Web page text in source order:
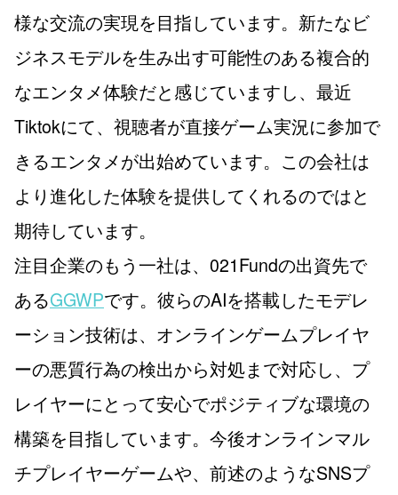
様な交流の実現を目指しています。新たなビ
ジネスモデルを生み出す可能性のある複合的
なエンタメ体験だと感じていますし、最近
Tiktokにて、視聴者が直接ゲーム実況に参加で
きるエンタメが出始めています。この会社は
より進化した体験を提供してくれるのではと
期待しています。
注目企業のもう一社は、021Fundの出資先で
あるGGWPです。彼らのAIを搭載したモデレ
ーション技術は、オンラインゲームプレイヤ
ーの悪質行為の検出から対処まで対応し、プ
レイヤーにとって安心でポジティブな環境の
構築を目指しています。今後オンラインマル
チプレイヤーゲームや、前述のようなSNSプ